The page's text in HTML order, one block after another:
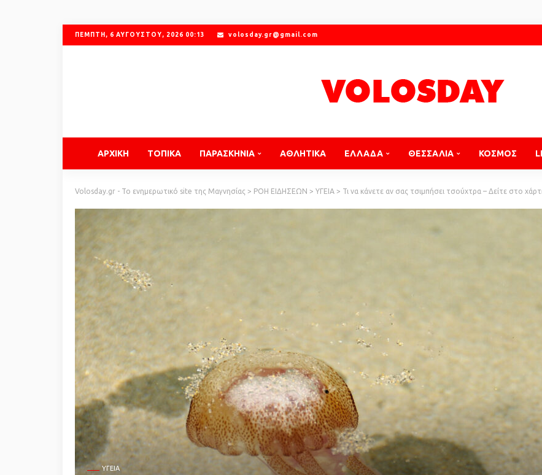
ΠΈΜΠΤΗ, 6 ΑΥΓΟΎΣΤΟΥ, 2026 00:13 volosday.gr@gmail.com
ΑΡΧΙΚΗ ΤΟΠΙΚΑ ΠΑΡΑΣΚΗΝΙΑ ΑΘΛΗΤΙΚΑ ΕΛΛΑΔΑ ΘΕΣΣΑΛΙΑ ΚΟΣΜΟΣ
Volosday.gr - Το ενημερωτικό site της Μαγνησίας > ΡΟΗ ΕΙΔΗΣΕΩΝ > ΥΓΕΙΑ > Τι να κάνετε αν σας τσιμπήσει τσούχτρα – Δείτε στο
ΥΓΕΙΑ